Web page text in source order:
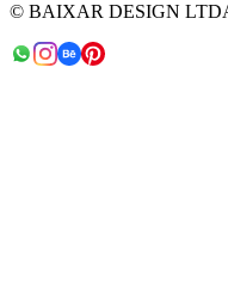
© BAIXAR DESIGN